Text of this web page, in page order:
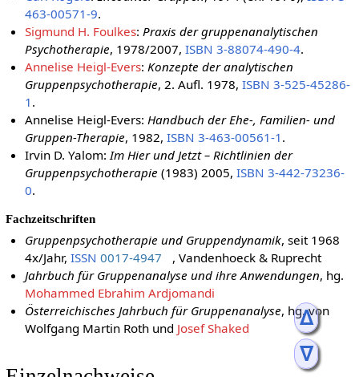
ᐃ
ᐁ
463-00571-9.
Sigmund H. Foulkes:Praxis der gruppenanalytischen
Psychotherapie, 1978/2007,ISBN 3-88074-490-4.
Annelise Heigl-Evers:Konzepte der analytischen
Gruppenpsychotherapie, 2. Aufl. 1978,ISBN 3-525-45286-
1 .
Annelise Heigl-Evers:Handbuch der Ehe-, Familien- und
Gruppen-Therapie, 1982,ISBN 3-463-00561-1 .
Irvin D. Yalom:Im Hier und Jetzt – Richtlinien der
Gruppenpsychotherapie (1983) 2005,ISBN 3-442-73236-
0.
Fachzeitschriften
Gruppenpsychotherapie und Gruppendynamik, seit 1968
4x/Jahr,ISSN 0017-4947
, Vandenhoeck & Ruprecht
Jahrbuch für Gruppenanalyse und ihre Anwendungen, hg.
Mohammed Ebrahim Ardjomandi
Österreichisches Jahrbuch für Gruppenanalyse, hg. von
Wolfgang Martin Roth und Josef Shaked